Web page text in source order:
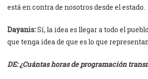
está en contra de nosotros desde el estado.
Dayanis:Sí, la idea es llegar a todo el
que tenga idea de que es lo que
DE: ¿Cuántas horas de programación